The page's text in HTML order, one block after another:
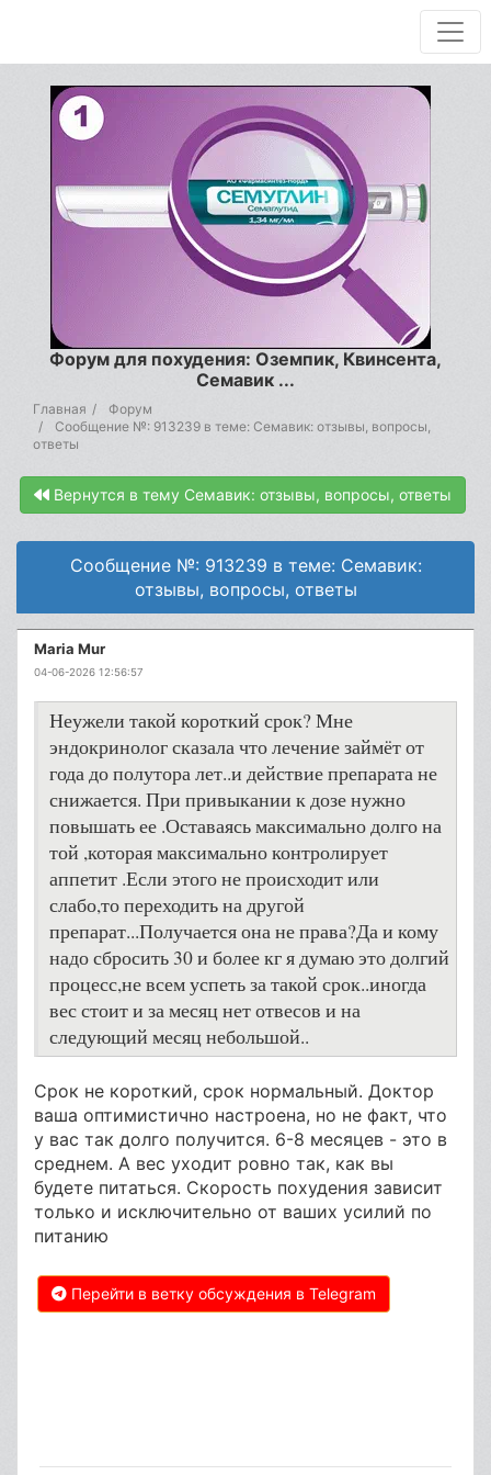
Форум для похудения: Оземпик, Квинсента,
Семавик ...
Главная
Форум
Сообщение №: 913239 в теме: Семавик: отзывы, вопросы,
ответы
Вернутся в тему Семавик: отзывы, вопросы, ответы
Сообщение №: 913239 в теме: Семавик:
отзывы, вопросы, ответы
Maria Mur
04-06-2026 12:56:57
Неужели такой короткий срок? Мне
эндокринолог сказала что лечение займёт от
года до полутора лет..и действие препарата не
снижается. При привыкании к дозе нужно
повышать ее .Оставаясь максимально долго на
той ,которая максимально контролирует
аппетит .Если этого не происходит или
слабо,то переходить на другой
препарат...Получается она не права?Да и кому
надо сбросить 30 и более кг я думаю это долгий
процесс,не всем успеть за такой срок..иногда
вес стоит и за месяц нет отвесов и на
следующий месяц небольшой..
Срок не короткий, срок нормальный. Доктор
ваша оптимистично настроена, но не факт, что
у вас так долго получится. 6-8 месяцев - это в
среднем. А вес уходит ровно так, как вы
будете питаться. Скорость похудения зависит
только и исключительно от ваших усилий по
питанию
Перейти в ветку обсуждения в Telegram